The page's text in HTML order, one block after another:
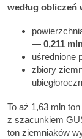
według obliczeń
— 0,211
uśrednione
zbiory
To aż 1,63 mln
z szacunkiem
ton ziemniaków